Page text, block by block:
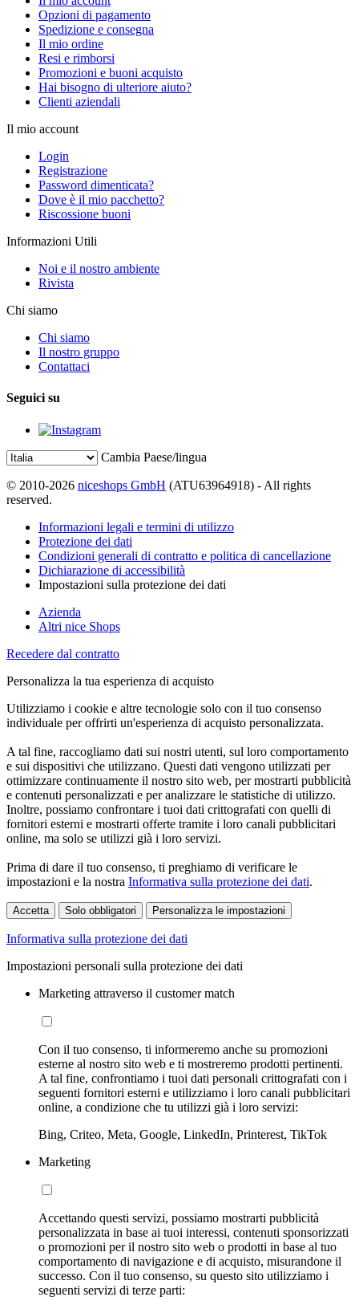
Opzioni di pagamento
Spedizione e consegna
Il mio ordine
Resi e rimborsi
Promozioni e buoni acquisto
Hai bisogno di ulteriore aiuto?
Clienti aziendali
Il mio account
Login
Registrazione
Password dimenticata?
Dove è il mio pacchetto?
Riscossione buoni
Informazioni Utili
Noi e il nostro ambiente
Rivista
Chi siamo
Chi siamo
Il nostro gruppo
Contattaci
Seguici su
Cambia Paese/lingua
© 2010-2026 niceshops GmbH (ATU63964918) - All rights
reserved.
Informazioni legali e termini di utilizzo
Protezione dei dati
Condizioni generali di contratto e politica di cancellazione
Dichiarazione di accessibilità
Impostazioni sulla protezione dei dati
Azienda
Altri nice Shops
Recedere dal contratto
Personalizza la tua esperienza di acquisto
Utilizziamo i cookie e altre tecnologie solo con il tuo consenso
individuale per offrirti un'esperienza di acquisto personalizzata.
A tal fine, raccogliamo dati sui nostri utenti, sul loro comportamento
e sui dispositivi che utilizzano. Questi dati vengono utilizzati per
ottimizzare continuamente il nostro sito web, per mostrarti pubblicità
e contenuti personalizzati e per analizzare le statistiche di utilizzo.
Inoltre, possiamo confrontare i tuoi dati crittografati con quelli di
fornitori esterni e mostrarti offerte tramite i loro canali pubblicitari
online, ma solo se utilizzi già i loro servizi.
Prima di dare il tuo consenso, ti preghiamo di verificare le
impostazioni e la nostra Informativa sulla protezione dei dati.
Accetta Solo obbligatori Personalizza le impostazioni
Informativa sulla protezione dei dati
Impostazioni personali sulla protezione dei dati
Marketing attraverso il customer match
Con il tuo consenso, ti informeremo anche su promozioni
esterne al nostro sito web e ti mostreremo prodotti pertinenti.
A tal fine, confrontiamo i tuoi dati personali crittografati con i
seguenti fornitori esterni e utilizziamo i loro canali pubblicitari
online, a condizione che tu utilizzi già i loro servizi:
Bing, Criteo, Meta, Google, LinkedIn, Printerest, TikTok
Marketing
Accettando questi servizi, possiamo mostrarti pubblicità
personalizzata in base ai tuoi interessi, contenuti sponsorizzati
o promozioni per il nostro sito web o prodotti in base al tuo
comportamento di navigazione e di acquisto, misurandone il
successo. Con il tuo consenso, su questo sito utilizziamo i
seguenti servizi di terze parti: